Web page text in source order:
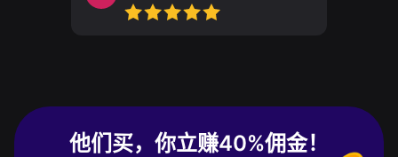
他们买，你立赚40%佣金！